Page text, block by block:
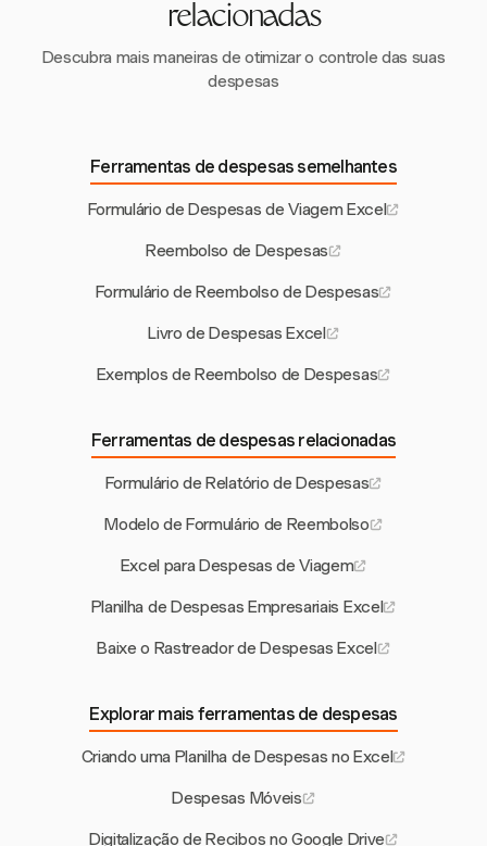
relacionadas
Descubra mais maneiras de otimizar o controle das suas
despesas
Ferramentas de despesas semelhantes
Formulário de Despesas de Viagem Excel
Reembolso de Despesas
Formulário de Reembolso de Despesas
Livro de Despesas Excel
Exemplos de Reembolso de Despesas
Ferramentas de despesas relacionadas
Formulário de Relatório de Despesas
Modelo de Formulário de Reembolso
Excel para Despesas de Viagem
Planilha de Despesas Empresariais Excel
Baixe o Rastreador de Despesas Excel
Explorar mais ferramentas de despesas
Criando uma Planilha de Despesas no Excel
Despesas Móveis
Digitalização de Recibos no Google Drive